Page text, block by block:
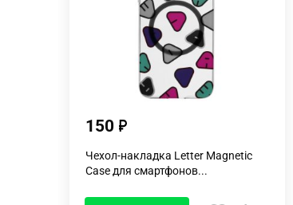
150
Чехол-накладка Letter Magnetic
Case для смартфонов...